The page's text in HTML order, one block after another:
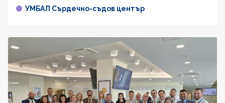
УМБАЛ Сърдечно-съдов център